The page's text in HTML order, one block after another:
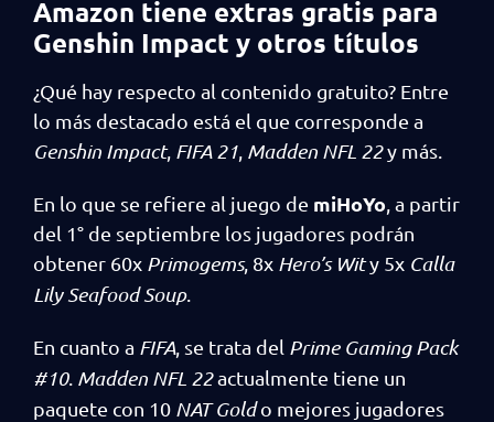
Amazon tiene extras gratis para
Genshin Impact y otros títulos
¿Qué hay respecto al contenido gratuito? Entre
lo más destacado está el que corresponde a
Genshin Impact, FIFA 21 Madden NFL 22y más.
En lo que se refiere al juego de miHoYo , a partir
del 1° de septiembre los jugadores podrán
obtener 60x Primogems, 8x Hero’s Wity 5x Calla
Lily Seafood Soup.
En cuanto a FIFA , se trata del Prime Gaming Pack
#10. Madden NFL 22actualmente tiene un
paquete con 10 NAT Goldo mejores jugadores